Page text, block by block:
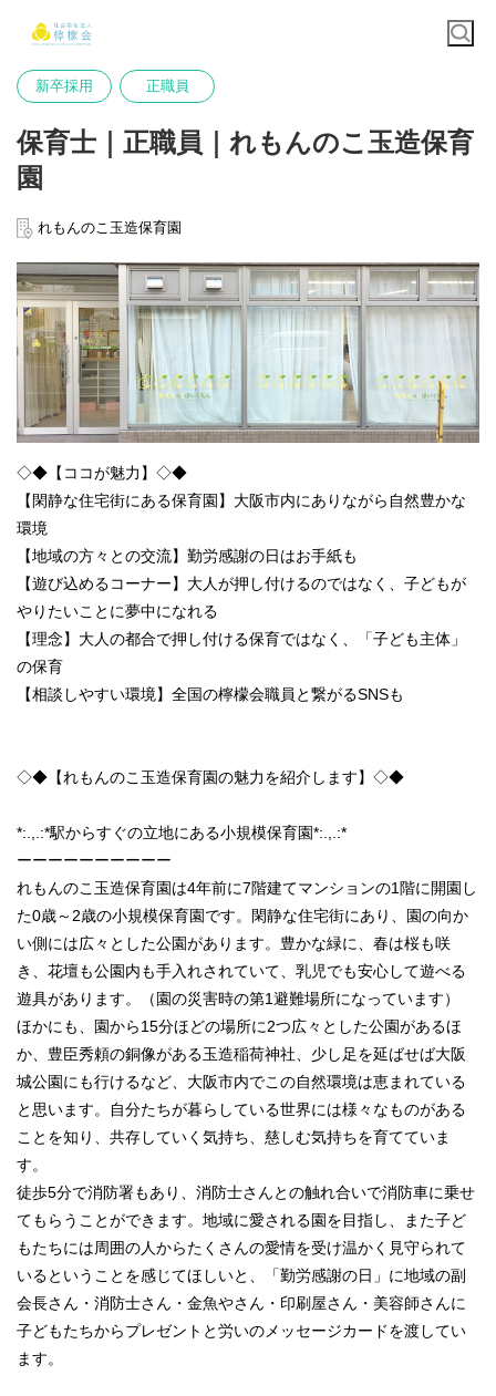
新卒採用 正職員
保育士｜正職員｜れもんのこ玉造保育
園
れもんのこ玉造保育園
◇◆【ココが魅力】◇◆
【閑静な住宅街にある保育園】大阪市内にありながら自然豊かな
環境
【地域の方々との交流】勤労感謝の日はお手紙も
【遊び込めるコーナー】大人が押し付けるのではなく、子どもが
やりたいことに夢中になれる
【理念】大人の都合で押し付ける保育ではなく、「子ども主体」
の保育
【相談しやすい環境】全国の檸檬会職員と繋がるSNSも
◇◆【れもんのこ玉造保育園の魅力を紹介します】◇◆
*:.,.:*駅からすぐの立地にある小規模保育園*:.,.:*
ーーーーーーーーーー
れもんのこ玉造保育園は4年前に7階建てマンションの1階に開園し
た0歳～2歳の小規模保育園です。閑静な住宅街にあり、園の向か
い側には広々とした公園があります。豊かな緑に、春は桜も咲
き、花壇も公園内も手入れされていて、乳児でも安心して遊べる
遊具があります。（園の災害時の第1避難場所になっています）
ほかにも、園から15分ほどの場所に2つ広々とした公園があるほ
か、豊臣秀頼の銅像がある玉造稲荷神社、少し足を延ばせば大阪
城公園にも行けるなど、大阪市内でこの自然環境は恵まれている
と思います。自分たちが暮らしている世界には様々なものがある
ことを知り、共存していく気持ち、慈しむ気持ちを育てていま
す。
徒歩5分で消防署もあり、消防士さんとの触れ合いで消防車に乗せ
てもらうことができます。地域に愛される園を目指し、また子ど
もたちには周囲の人からたくさんの愛情を受け温かく見守られて
いるということを感じてほしいと、「勤労感謝の日」に地域の副
会長さん・消防士さん・金魚やさん・印刷屋さん・美容師さんに
子どもたちからプレゼントと労いのメッセージカードを渡してい
ます。